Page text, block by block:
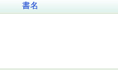
書名
史